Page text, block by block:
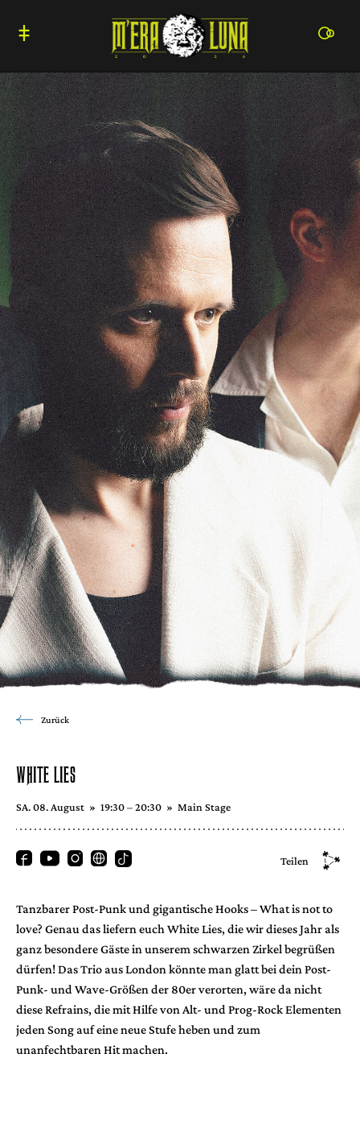
Zurück
WHITE LIES
SA. 08. August » 19:30 – 20:30 » Main Stage
Teilen
Tanzbarer Post-Punk und gigantische Hooks – What is not to
love? Genau das liefern euch White Lies, die wir dieses Jahr als
ganz besondere Gäste in unserem schwarzen Zirkel begrüßen
dürfen! Das Trio aus London könnte man glatt bei dein Post-
Punk- und Wave-Größen der 80er verorten, wäre da nicht
diese Refrains, die mit Hilfe von Alt- und Prog-Rock Elementen
jeden Song auf eine neue Stufe heben und zum
unanfechtbaren Hit machen.